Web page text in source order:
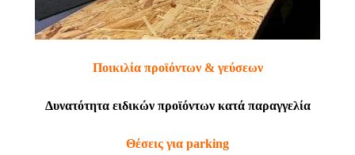
Ποικιλία προϊόντων & γεύσεων
Δυνατότητα ειδικών προϊόντων κατά παραγγελία
Θέσεις για parking